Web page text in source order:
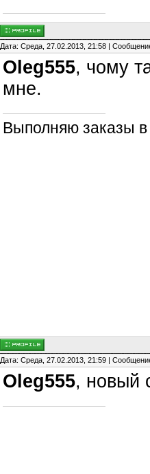
Дата: Среда, 27.02.2013, 21:58 |
Oleg555, чому
мне.
Выполняю заказы
Дата: Среда, 27.02.2013, 21:59 |
Oleg555, новый